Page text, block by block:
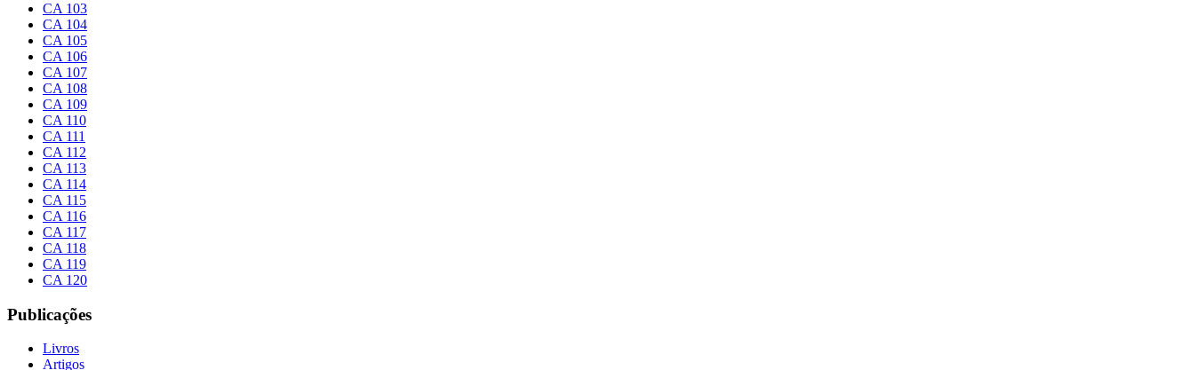
CA 103
CA 104
CA 105
CA 106
CA 107
CA 108
CA 109
CA 110
CA 111
CA 112
CA 113
CA 114
CA 115
CA 116
CA 117
CA 118
CA 119
CA 120
Publicações
Livros
Artigos